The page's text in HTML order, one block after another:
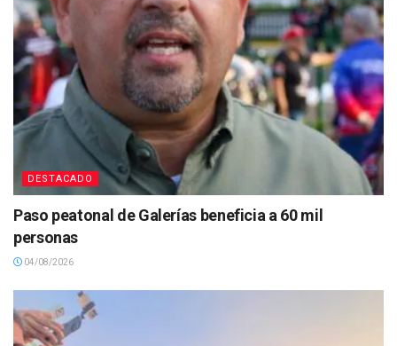
DESTACADO
Paso peatonal de Galerías beneficia a 60 mil
personas
04/08/2026